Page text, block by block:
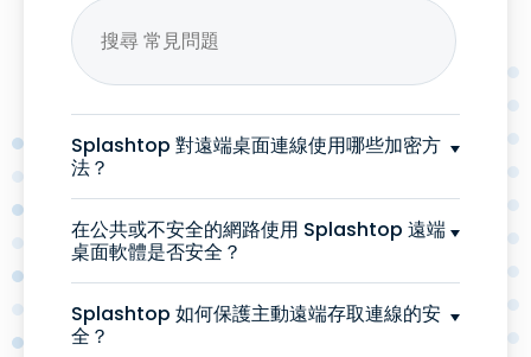
Splashtop 對遠端桌面連線使用哪些加密方
法？
在公共或不安全的網路使用 Splashtop 遠端
桌面軟體是否安全？
Splashtop 如何保護主動遠端存取連線的安
全？